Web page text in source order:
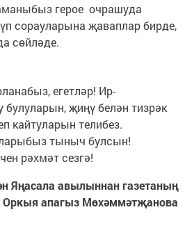
герое очрашуда
сорауларына җаваплар бирде,
сөйләде.
егетләр! Ир-
булуларын, җиңү белән тизрәк
кайтуларын телибез.
тыныч булсын!
рәхмәт сезгә!
Яңасала авылыннан газетаның
Оркыя апагыз Мөхәммәтҗанова